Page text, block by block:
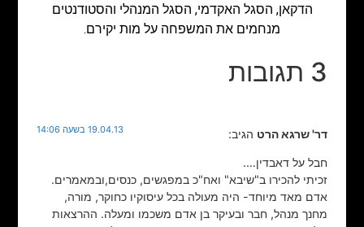
הדקאן, הסגל האקדמי, הסגל המנהלי והסטודנטים
מנחמים את המשפחה על מות יקירם.
3 תגובות
דר' שרגא הרט הגיב: 19.04.13 בשעה 14:06
חבל על דאבדין….
זכיתי להכירו ב"שיבא" ואח"כ במפגשים, כנסים,ובמאמרים.
אדם מאד מיוחד- היה מעולה בכל עיסוקיו כחוקר, מורה,
מחנך מנהל, חבר ובעיקר בן אדם משכמו ומעלה. ההרצאות